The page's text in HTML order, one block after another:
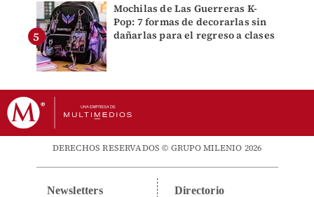
Mochilas de Las Guerreras K-
Pop: 7 formas de decorarlas sin
dañarlas para el regreso a clases
DERECHOS RESERVADOS © GRUPO MILENIO 2026
Newsletters Directorio